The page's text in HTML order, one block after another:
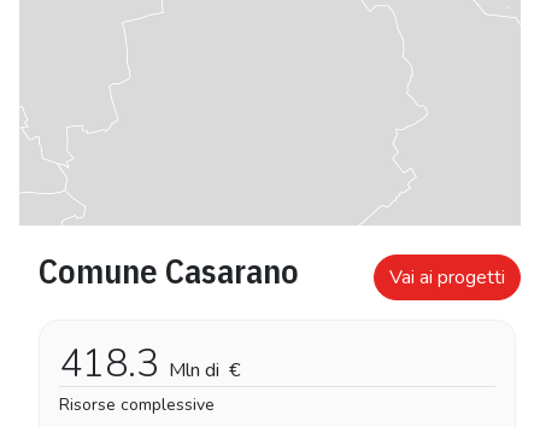
Comune Casarano Vai ai progetti
418.3 Mln di €
Risorse complessive